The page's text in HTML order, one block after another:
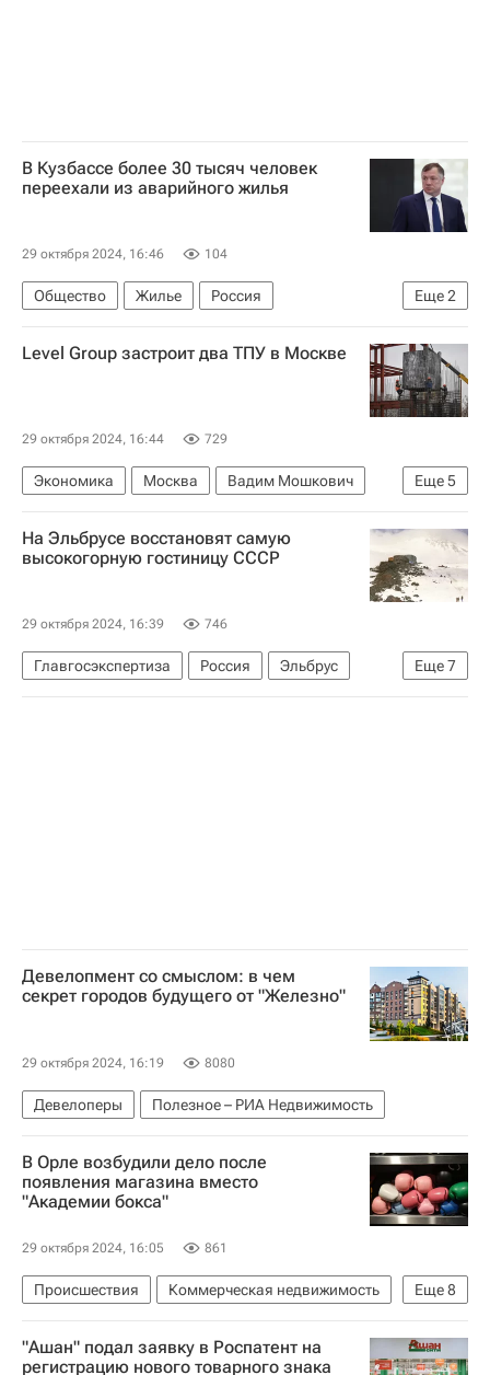
В Кузбассе более 30 тысяч человек
переехали из аварийного жилья
29 октября 2024, 16:46 104
Еще2
Общество Жилье
Россия
Марат Хуснуллин
Илья Середюк
Level Group застроит два ТПУ в Москве
29 октября 2024, 16:44 729
Еще5
Экономика Москва
Вадим Мошкович
Level Group
Мосинжпроект
Росэлторг
ТПУ
Строительство ТПУ в Москве
На Эльбрусе восстановят самую
высокогорную гостиницу СССР
29 октября 2024, 16:39 746
Еще7
Главгосэкспертиза Россия
Эльбрус
Кавказ
Девелопмент со смыслом: в чем
секрет городов будущего от "Железно"
29 октября 2024, 16:19 8080
Девелоперы Полезное – РИА Недвижимость
В Орле возбудили дело после
появления магазина вместо
"Академии бокса"
29 октября 2024, 16:05 861
Еще8
Происшествия
Коммерческая недвижимость
Орловская область
Россия
Орел
Эдуард Трояновский
"Ашан" подал заявку в Роспатент на
регистрацию нового товарного знака